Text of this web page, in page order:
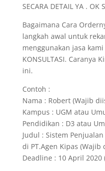
SECARA DETAIL YA . OK
Bagaimana Cara
langkah awal untuk
menggunakan jasa
KONSULTASI. Caranya
ini.
Contoh :
Nama : Robert (Wajib
Kampus : UGM atau
Pendidikan : D3 atau
Judul : Sistem
di PT.Agen Kipas
Deadline : 10 April 2020